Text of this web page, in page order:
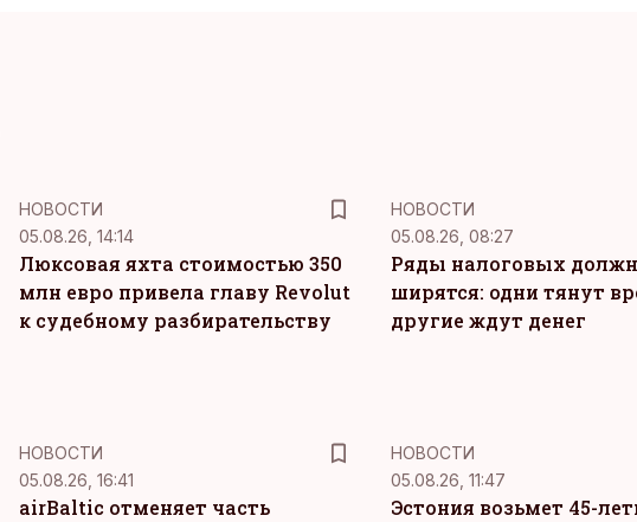
НОВОСТИ
05.08.26, 14:14
Люксовая яхта стоимостью 350
млн евро привела главу Revolut
к судебному разбирательству
НОВОСТИ
05.08.26, 08:27
Ряды налоговых
ширятся: одни тянут
другие ждут денег
НОВОСТИ
05.08.26, 16:41
airBaltic отменяет часть
НОВОСТИ
05.08.26, 11:47
Эстония возьмет 45-